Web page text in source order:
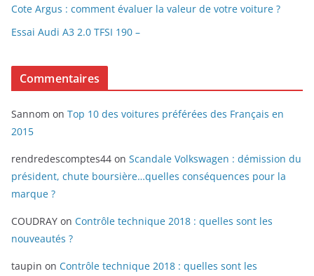
Cote Argus : comment évaluer la valeur de votre voiture ?
Essai Audi A3 2.0 TFSI 190 –
Commentaires
Sannom on Top 10 des voitures préférées des Français en
2015
rendredescomptes44 on Scandale Volkswagen : démission du
président, chute boursière…quelles conséquences pour la
marque ?
COUDRAY on Contrôle technique 2018 : quelles sont les
nouveautés ?
taupin on Contrôle technique 2018 : quelles sont les